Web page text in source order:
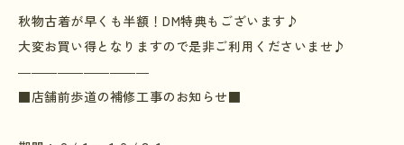
秋物古着が早くも半額！DM特典もございます♪
大変お買い得となりますので是非ご利用くださいませ♪
――――――――――
■店舗前歩道の補修工事のお知らせ■